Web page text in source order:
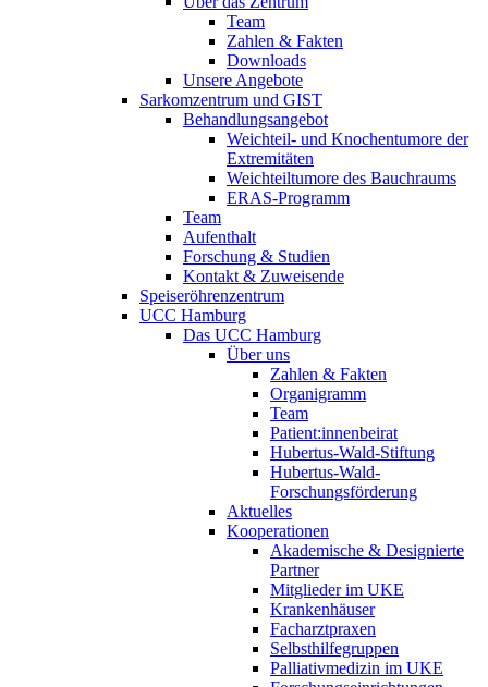
Team
Zahlen & Fakten
Downloads
Unsere Angebote
Sarkomzentrum und GIST
Behandlungsangebot
Weichteil- und Knochentumore der
Extremitäten
Weichteiltumore des Bauchraums
ERAS-Programm
Team
Aufenthalt
Forschung & Studien
Kontakt & Zuweisende
Speiseröhrenzentrum
UCC Hamburg
Das UCC Hamburg
Über uns
Zahlen & Fakten
Organigramm
Team
Patient:innenbeirat
Hubertus-Wald-Stiftung
Hubertus-Wald-
Forschungsförderung
Aktuelles
Kooperationen
Akademische & Designierte
Partner
Mitglieder im UKE
Krankenhäuser
Facharztpraxen
Selbsthilfegruppen
Palliativmedizin im UKE